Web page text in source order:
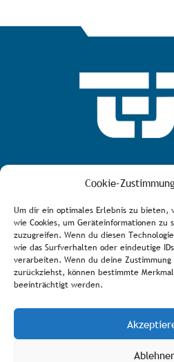
Cookie-
Um dir ein optimales Erlebnis zu bieten,
wie Cookies, um Geräteinformationen
zuzugreifen. Wenn du diesen
wie das Surfverhalten oder eindeutige
verarbeiten. Wenn du deine
zurückziehst, können bestimmte
beeinträchtigt werden.
MEHR ÜBER
AGB
DSVGO